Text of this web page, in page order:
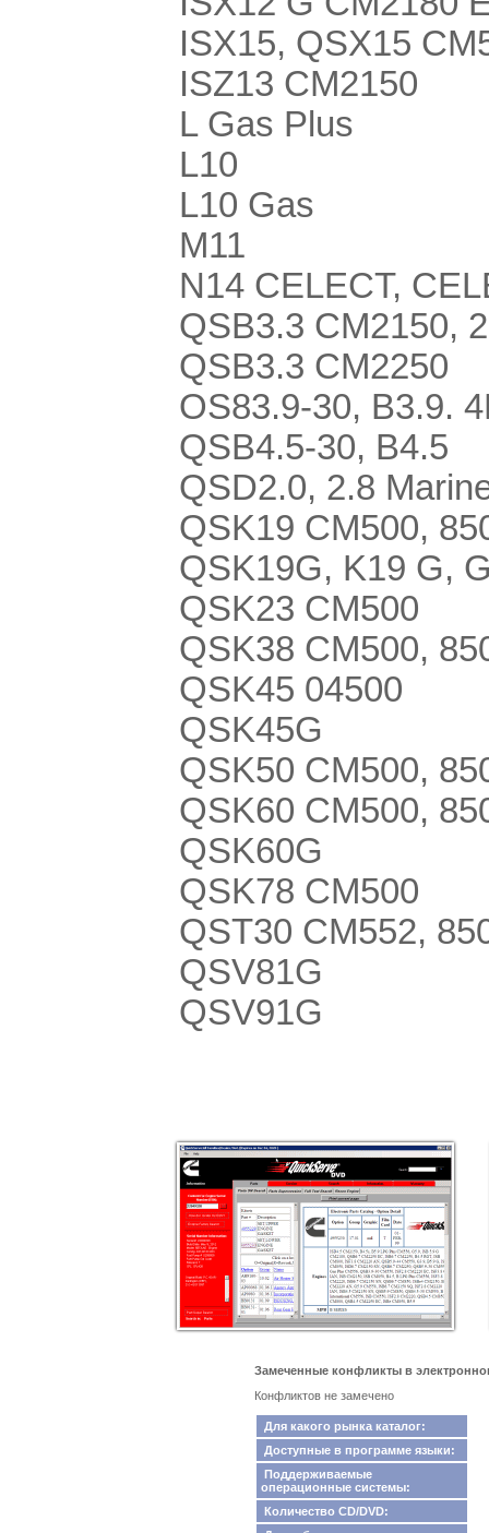
ISX15, QSX15
ISZ13 CM2150
L Gas Plus
L10
L10 Gas
M11
N14 CELECT,
QSB3.3 CM2150,
QSB3.3 CM2250
OS83.9-30, B3.9.
QSB4.5-30, B4.5
QSD2.0, 2.8
QSK19 CM500,
QSK19G, K19 G,
QSK23 CM500
QSK38 CM500,
QSK45 04500
QSK45G
QSK50 CM500,
QSK60 CM500,
QSK60G
QSK78 CM500
QST30 CM552,
QSV81G
QSV91G
Замеченные конфликты в
Конфликтов не замечено
Для какого рынка каталог:
Доступные в программе языки:
Поддерживаемые
операционные системы:
Количество CD/DVD: